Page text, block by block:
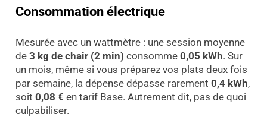
Consommation électrique
Mesurée avec un wattmètre : une session moyenne
de 3 kg de chair (2 min) consomme 0,05 kWh. Sur
un mois, même si vous préparez vos plats deux fois
par semaine, la dépense dépasse rarement 0,4 kWh,
soit 0,08 € en tarif Base. Autrement dit, pas de quoi
culpabiliser.